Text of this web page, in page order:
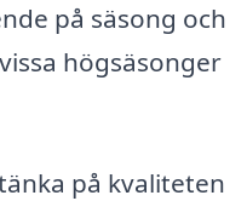
på säsong och
högsäsonger
på kvaliteten